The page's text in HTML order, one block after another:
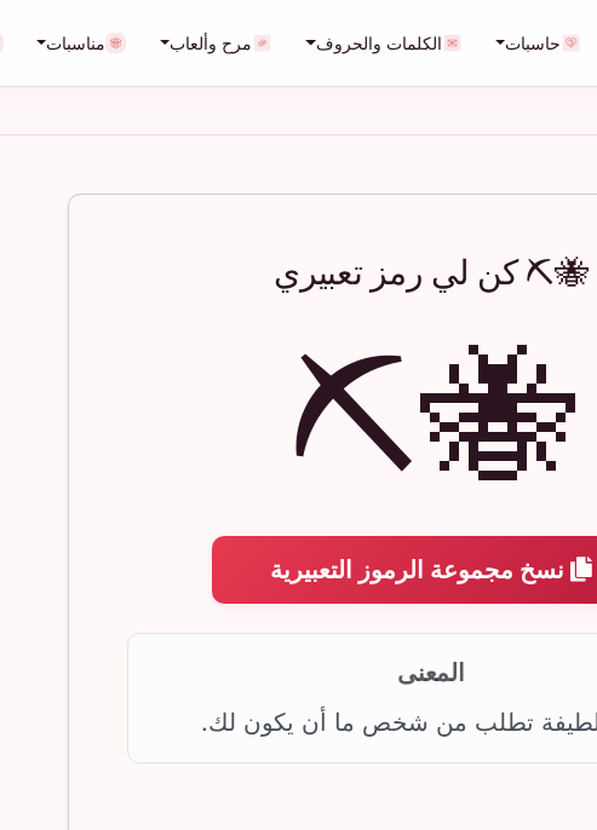
حاسبات الكلمات والحروف مرح وألعاب مناسبات
🐝⛏️ كن لي رمز تعبيري
🐝⛏️
نسخ مجموعة الرموز التعبيرية
المعنى
تطلب من شخص ما أن يكون لك.